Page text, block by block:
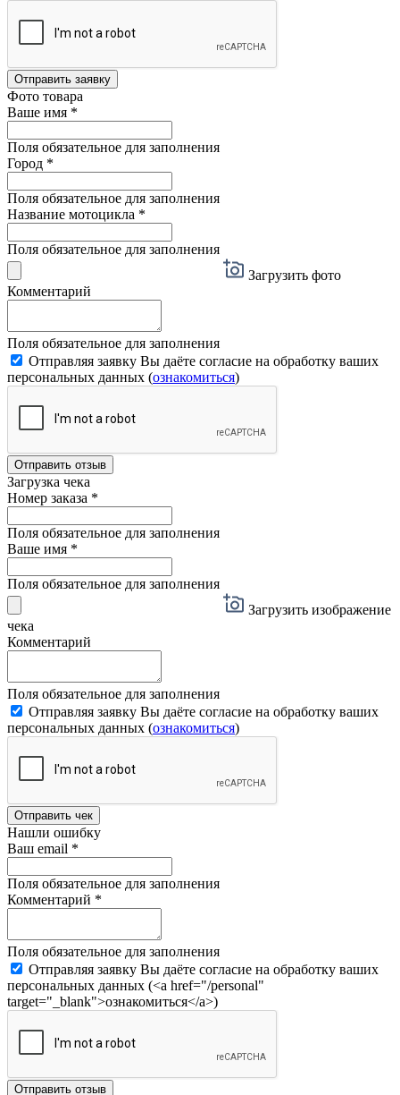
Отправить заявку
Фото товара
Ваше имя *
Поля обязательное для заполнения
Город *
Поля обязательное для заполнения
Название мотоцикла *
Поля обязательное для заполнения
Загрузить фото
Комментарий
Поля обязательное для заполнения
Отправляя заявку Вы даёте согласие на обработку ваших
персональных данных (ознакомиться)
Отправить отзыв
Загрузка чека
Номер заказа *
Поля обязательное для заполнения
Ваше имя *
Поля обязательное для заполнения
Загрузить изображение
чека
Комментарий
Поля обязательное для заполнения
Отправляя заявку Вы даёте согласие на обработку ваших
персональных данных (ознакомиться)
Отправить чек
Нашли ошибку
Ваш email *
Поля обязательное для заполнения
Комментарий *
Поля обязательное для заполнения
Отправляя заявку Вы даёте согласие на обработку ваших
персональных данных (<a href="/personal"
target="_blank">ознакомиться</a>)
Отправить отзыв